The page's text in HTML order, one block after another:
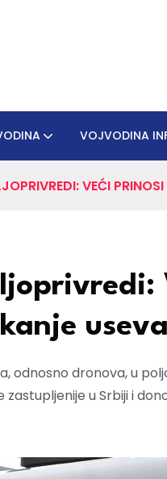
VOJVODINA
VEĆI
useva
odnosno dronova, u
u Srbiji i